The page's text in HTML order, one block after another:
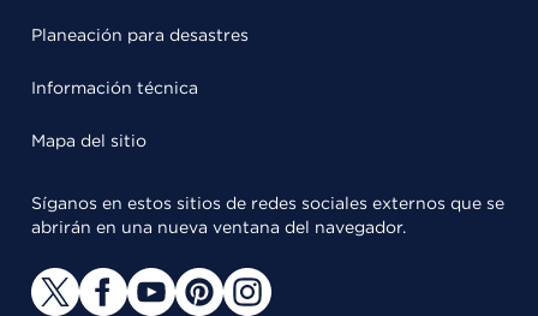
Planeación para desastres
Información técnica
Mapa del sitio
Síganos en estos sitios de redes sociales externos que se
abrirán en una nueva ventana del navegador.